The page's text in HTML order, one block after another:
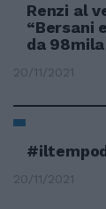
Renzi al
“Bersani
da
20/11/2021
20/11/2021